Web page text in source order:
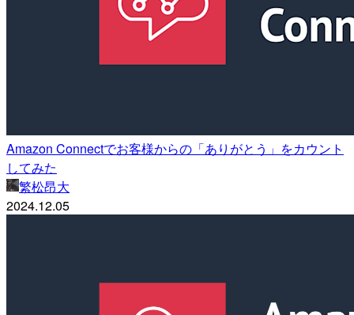
Amazon Connectでお客様からの「ありがとう」をカウント
してみた
繁松昂大
2024.12.05